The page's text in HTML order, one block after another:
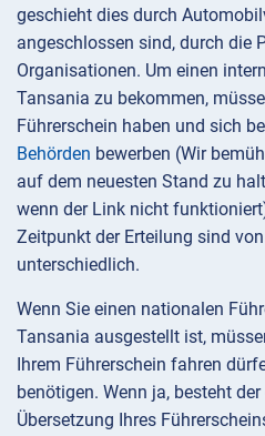
geschieht dies durch
angeschlossen sind, durch die
Organisationen. Um einen
Tansania zu bekommen,
Führerschein haben und sich
Behörden bewerben (Wir
auf dem neuesten Stand zu
wenn der Link nicht
Zeitpunkt der Erteilung sind
unterschiedlich.
Wenn Sie einen nationalen
Tansania ausgestellt ist,
Ihrem Führerschein fahren
benötigen. Wenn ja, besteht
Übersetzung Ihres